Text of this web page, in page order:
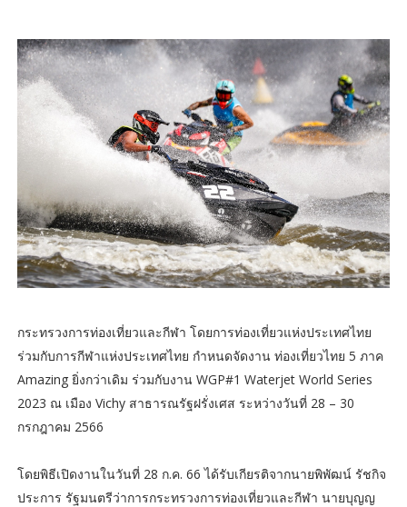
กระทรวงการท่องเที่ยวและกีฬา โดยการท่องเที่ยวแห่งประเทศไทย
ร่วมกับการกีฬาแห่งประเทศไทย กำหนดจัดงาน ท่องเที่ยวไทย 5 ภาค
Amazing ยิ่งกว่าเดิม ร่วมกับงาน WGP#1 Waterjet World Series
2023 ณ เมือง Vichy สาธารณรัฐฝรั่งเศส ระหว่างวันที่ 28 – 30
กรกฎาคม 2566
โดยพิธีเปิดงานในวันที่ 28 ก.ค. 66 ได้รับเกียรติจากนายพิพัฒน์ รัชกิจ
ประการ รัฐมนตรีว่าการกระทรวงการท่องเที่ยวและกีฬา นายบุญญ